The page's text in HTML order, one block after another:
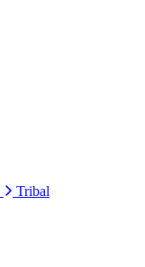
Tribal